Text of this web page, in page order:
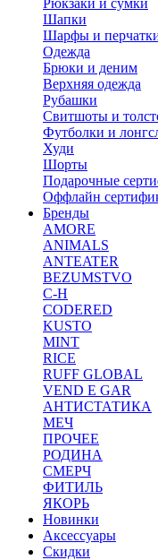
Рюкзаки и сумки
Шапки
Шарфы и
Одежда
Брюки и деним
Верхняя одежда
Рубашки
Свитшоты и
Футболки и
Худи
Шорты
Подарочные
Оффлайн
Бренды
AMORE
ANIMALS
ANTEATER
BEZUMSTVO
C-H
CODERED
KUSTO
MINT
RICE
RUFF GLOBAL
VEND E GAR
АНТИСТАТИКА
МЕЧ
ПРОЧЕЕ
РОДИНА
СМЕРЧ
ФИТИЛЬ
ЯКОРЬ
Новинки
Аксессуары
Скидки